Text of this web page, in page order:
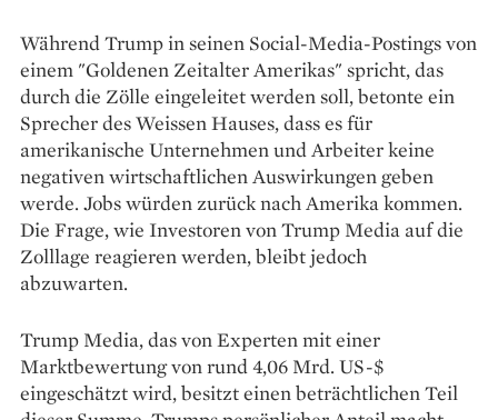
Während Trump in seinen Social-Media-Postings von
einem "Goldenen Zeitalter Amerikas" spricht, das
durch die Zölle eingeleitet werden soll, betonte ein
Sprecher des Weissen Hauses, dass es für
amerikanische Unternehmen und Arbeiter keine
negativen wirtschaftlichen Auswirkungen geben
werde. Jobs würden zurück nach Amerika kommen.
Die Frage, wie Investoren von Trump Media auf die
Zolllage reagieren werden, bleibt jedoch
abzuwarten.
Trump Media, das von Experten mit einer
Marktbewertung von rund 4,06 Mrd. US-$
eingeschätzt wird, besitzt einen beträchtlichen Teil